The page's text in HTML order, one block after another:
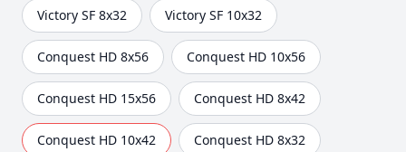
Victory SF 8x32 Victory SF 10x32
Conquest HD 8x56 Conquest HD 10x56
Conquest HD 15x56 Conquest HD 8x42
Conquest HD 10x42 Conquest HD 8x32